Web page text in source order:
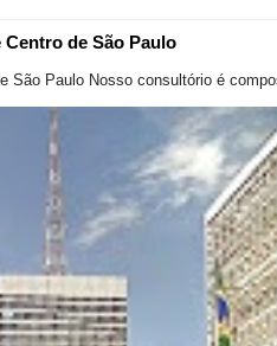
de São Paulo
Paulo Nosso consultório é